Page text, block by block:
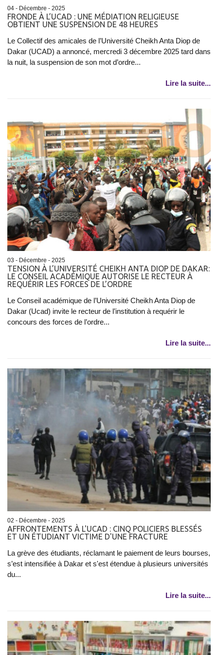
04 - Décembre - 2025
FRONDE À L’UCAD : UNE MÉDIATION RELIGIEUSE
OBTIENT UNE SUSPENSION DE 48 HEURES
Le Collectif des amicales de l’Université Cheikh Anta Diop de
Dakar (UCAD) a annoncé, mercredi 3 décembre 2025 tard dans
la nuit, la suspension de son mot d’ordre...
Lire la suite...
03 - Décembre - 2025
TENSION À L’UNIVERSITÉ CHEIKH ANTA DIOP DE DAKAR:
LE CONSEIL ACADÉMIQUE AUTORISE LE RECTEUR À
REQUÉRIR LES FORCES DE L’ORDRE
Le Conseil académique de l’Université Cheikh Anta Diop de
Dakar (Ucad) invite le recteur de l’institution à requérir le
concours des forces de l’ordre...
Lire la suite...
02 - Décembre - 2025
AFFRONTEMENTS À L'UCAD : CINQ POLICIERS BLESSÉS
ET UN ÉTUDIANT VICTIME D'UNE FRACTURE
La grève des étudiants, réclamant le paiement de leurs bourses,
s’est intensifiée à Dakar et s'est étendue à plusieurs universités
du...
Lire la suite...